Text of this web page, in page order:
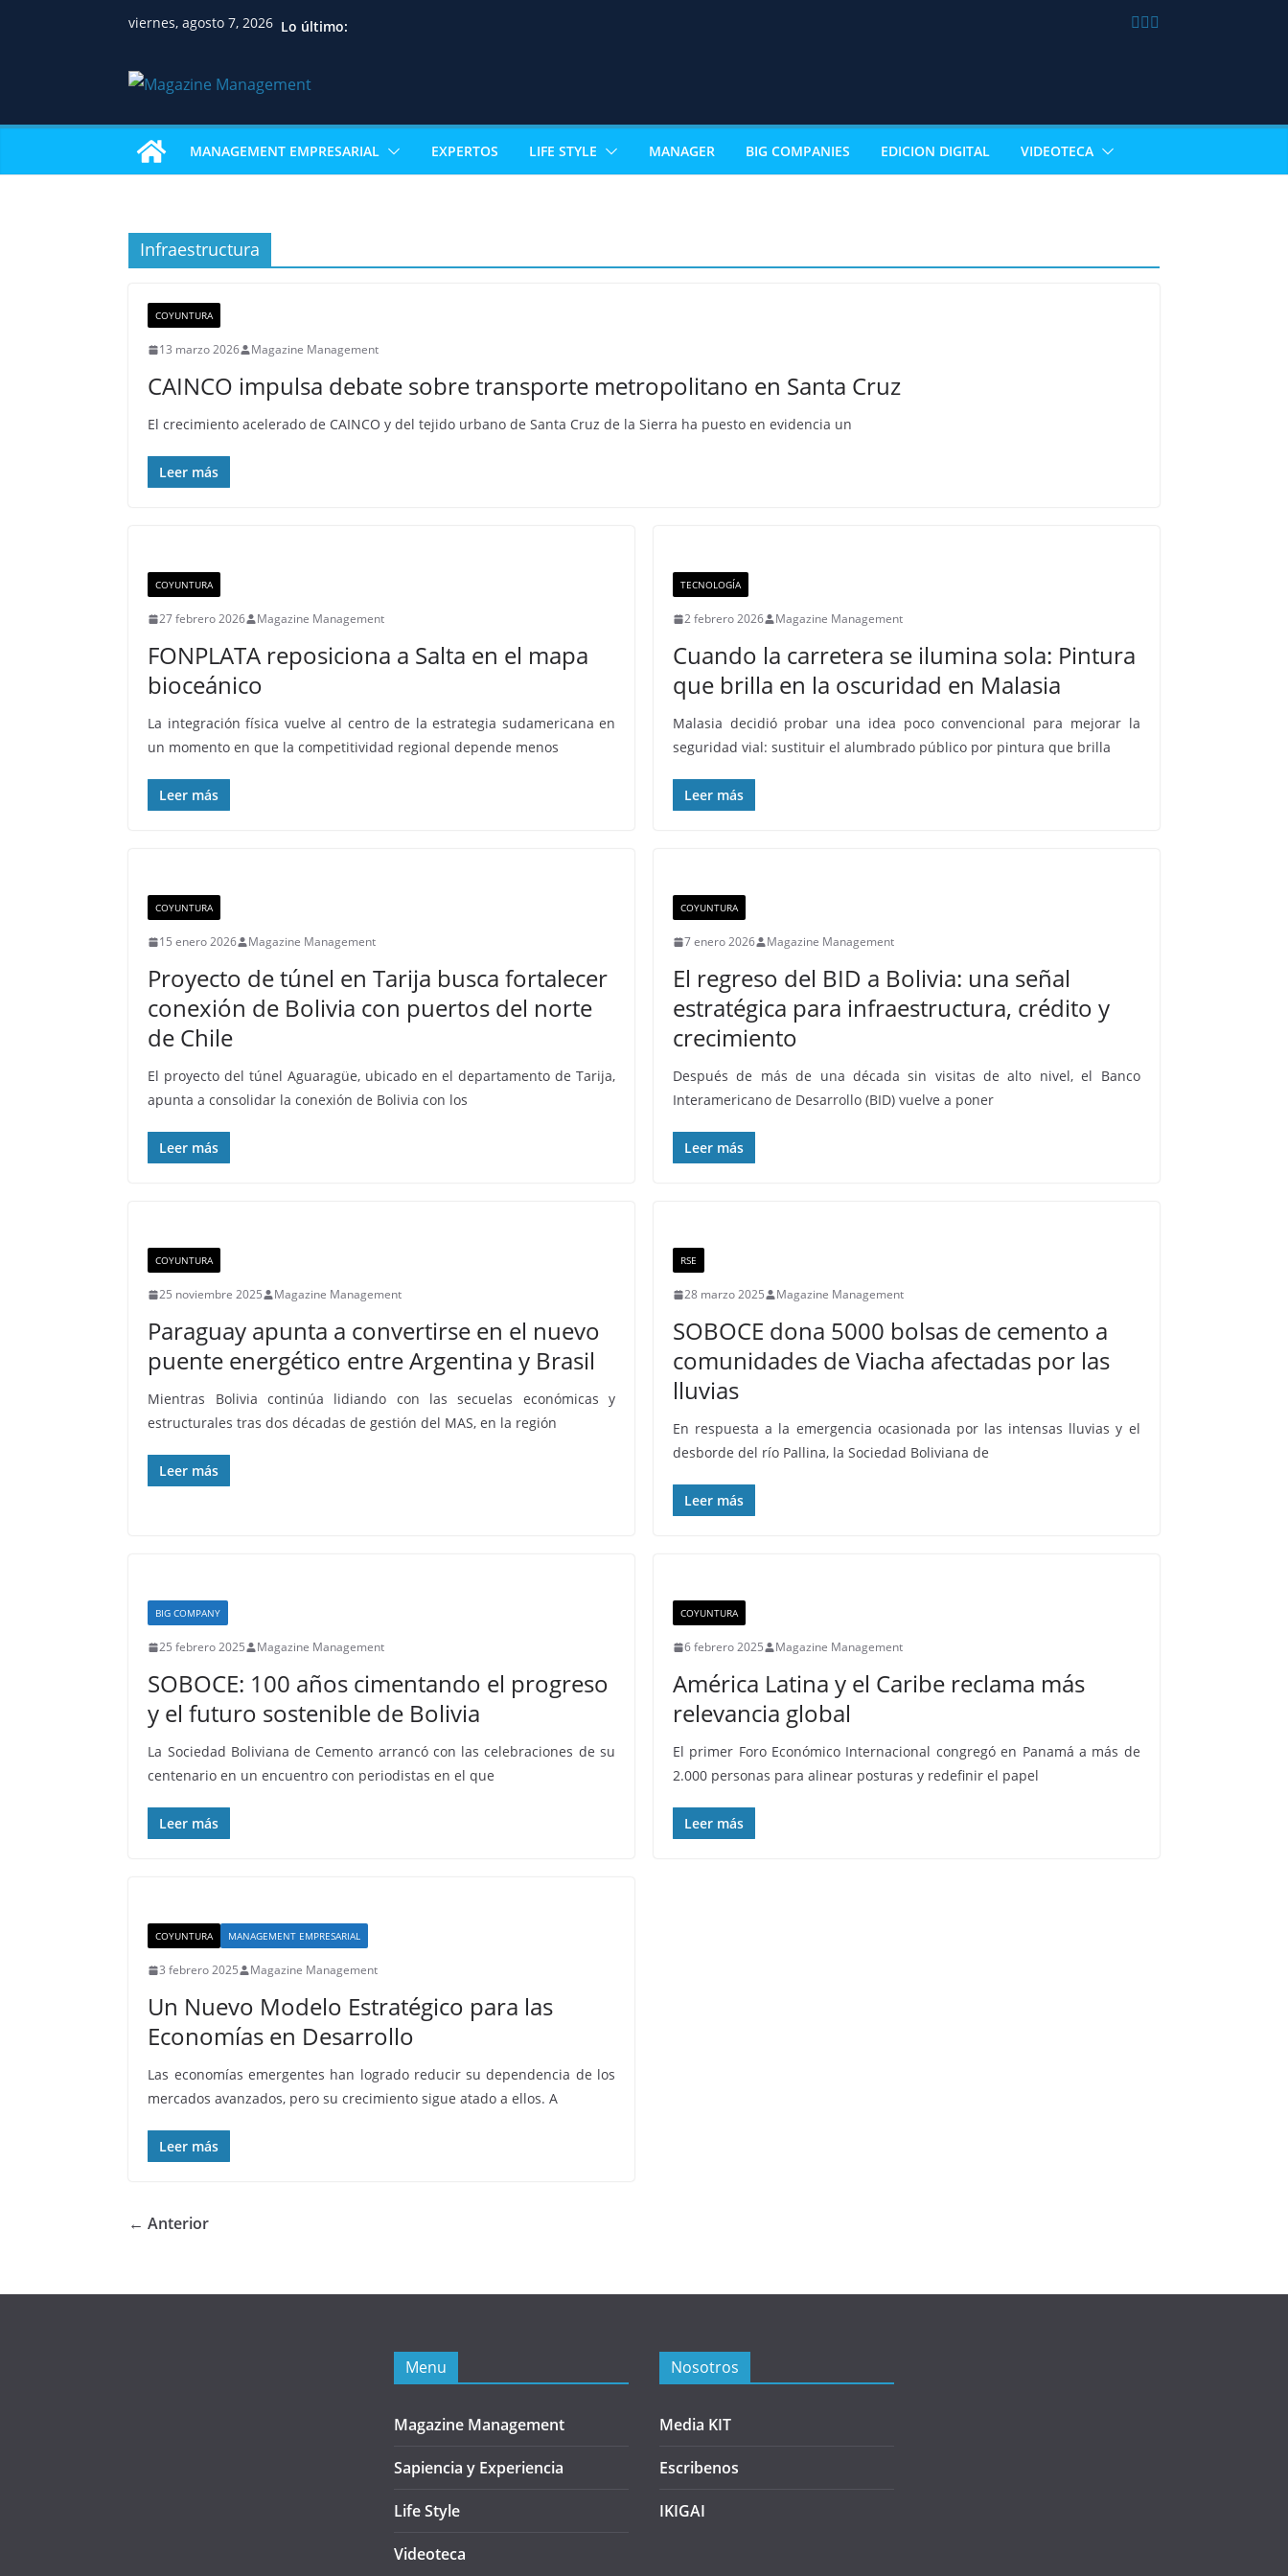
viernes, agosto 7, 2026 Lo último:
MANAGEMENT EMPRESARIAL EXPERTOS LIFE STYLE MANAGER BIG COMPANIES EDICION DIGITAL VIDEOTECA
Infraestructura
COYUNTURA
13 marzo 2026 Magazine Management
CAINCO impulsa debate sobre transporte metropolitano en Santa Cruz
El crecimiento acelerado de CAINCO y del tejido urbano de Santa Cruz de la Sierra ha puesto en evidencia un
Leer más
COYUNTURA
27 febrero 2026 Magazine Management
FONPLATA reposiciona a Salta en el mapa
bioceánico
La integración física vuelve al centro de la estrategia sudamericana en
un momento en que la competitividad regional depende menos
Leer más
TECNOLOGÍA
2 febrero 2026 Magazine Management
Cuando la carretera se ilumina sola: Pintura
que brilla en la oscuridad en Malasia
Malasia decidió probar una idea poco convencional para mejorar la
seguridad vial: sustituir el alumbrado público por pintura que brilla
Leer más
COYUNTURA
15 enero 2026 Magazine Management
Proyecto de túnel en Tarija busca fortalecer
conexión de Bolivia con puertos del norte
de Chile
El proyecto del túnel Aguaragüe, ubicado en el departamento de Tarija,
apunta a consolidar la conexión de Bolivia con los
Leer más
COYUNTURA
7 enero 2026 Magazine Management
El regreso del BID a Bolivia: una señal
estratégica para infraestructura, crédito y
crecimiento
Después de más de una década sin visitas de alto nivel, el Banco
Interamericano de Desarrollo (BID) vuelve a poner
Leer más
COYUNTURA
25 noviembre 2025 Magazine Management
Paraguay apunta a convertirse en el nuevo
puente energético entre Argentina y Brasil
Mientras Bolivia continúa lidiando con las secuelas económicas y
estructurales tras dos décadas de gestión del MAS, en la región
Leer más
RSE
28 marzo 2025 Magazine Management
SOBOCE dona 5000 bolsas de cemento a
comunidades de Viacha afectadas por las
lluvias
En respuesta a la emergencia ocasionada por las intensas lluvias y el
desborde del río Pallina, la Sociedad Boliviana de
Leer más
BIG COMPANY
25 febrero 2025 Magazine Management
SOBOCE: 100 años cimentando el progreso
y el futuro sostenible de Bolivia
La Sociedad Boliviana de Cemento arrancó con las celebraciones de su
centenario en un encuentro con periodistas en el que
Leer más
COYUNTURA
6 febrero 2025 Magazine Management
América Latina y el Caribe reclama más
relevancia global
El primer Foro Económico Internacional congregó en Panamá a más de
2.000 personas para alinear posturas y redefinir el papel
Leer más
COYUNTURA MANAGEMENT EMPRESARIAL
3 febrero 2025 Magazine Management
Un Nuevo Modelo Estratégico para las
Economías en Desarrollo
Las economías emergentes han logrado reducir su dependencia de los
mercados avanzados, pero su crecimiento sigue atado a ellos. A
Leer más
← Anterior
Menu
Magazine Management
Sapiencia y Experiencia
Life Style
Videoteca
Nosotros
Media KIT
Escribenos
IKIGAI